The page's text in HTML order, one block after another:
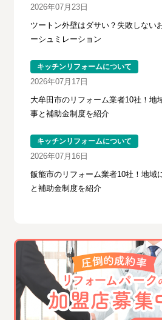
2026年07月23日
ツートン外壁はダサい？失敗しない
ーシュミレーション
キッチンリフォームについて
2026年07月17日
大牟田市のリフォーム業者10社！地
事と補助金制度を紹介
キッチンリフォームについて
2026年07月16日
飯能市のリフォーム業者10社！地域
と補助金制度を紹介